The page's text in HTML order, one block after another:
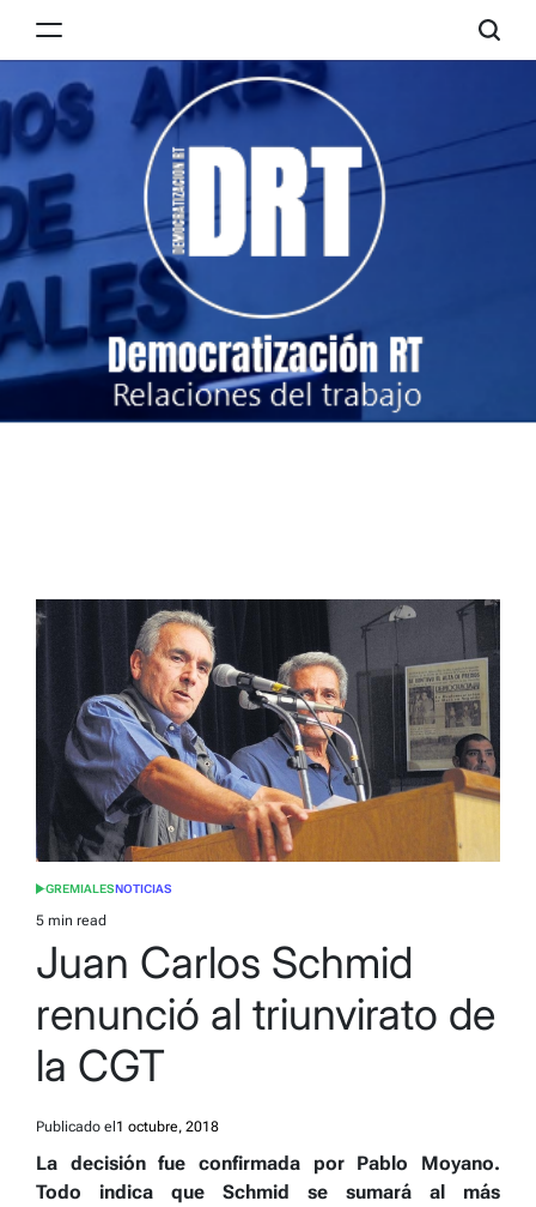
RT
POSTED
IN
GREMIALESNOTICIAS
Estimated
read
time
5 min read
Juan Carlos Schmid
renunció al triunvirato de
la CGT
Publicado el1 octubre, 2018
La decisión fue confirmada por Pablo Moyano.
Todo indica que Schmid se sumará al más